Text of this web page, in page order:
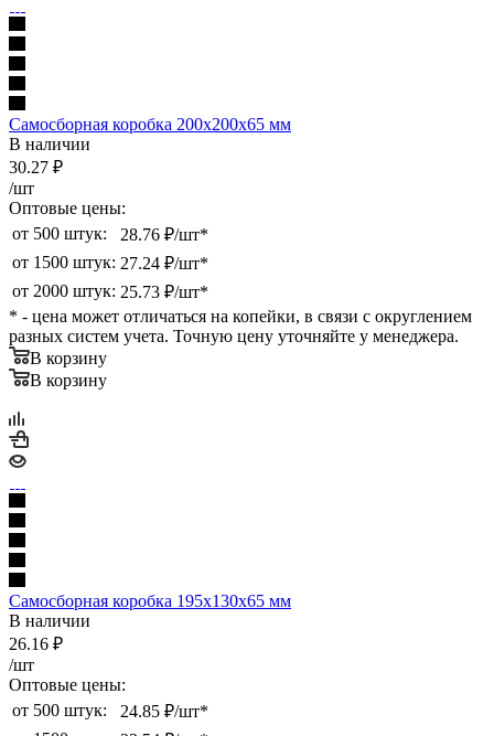
Самосборная коробка 200х200х65 мм
В наличии
30.27 ₽
/шт
Оптовые цены:
от 500 штук:
28.76 ₽/шт*
от 1500 штук: 27.24 ₽/шт*
от 2000 штук: 25.73 ₽/шт*
* - цена может отличаться на копейки, в связи с округлением
разных систем учета. Точную цену уточняйте у менеджера.
В корзину
В корзину
Самосборная коробка 195х130х65 мм
В наличии
26.16 ₽
/шт
Оптовые цены:
от 500 штук:
24.85 ₽/шт*